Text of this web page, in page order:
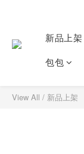
新品上架
包包
View All / 新品上架